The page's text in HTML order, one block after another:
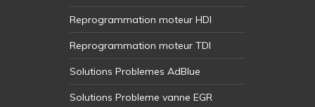
Reprogrammation moteur HDI
Reprogrammation moteur TDI
Solutions Problemes AdBlue
Solutions Probleme vanne EGR